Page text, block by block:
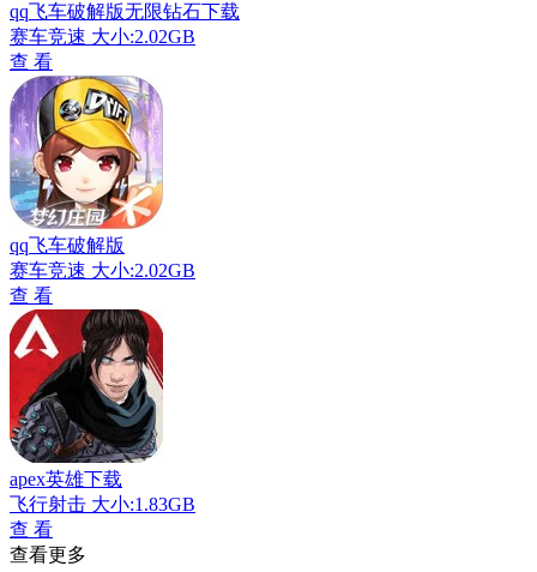
qq飞车破解版无限钻石下载
赛车竞速 大小:2.02GB
查 看
qq飞车破解版
赛车竞速 大小:2.02GB
查 看
apex英雄下载
飞行射击 大小:1.83GB
查 看
查看更多